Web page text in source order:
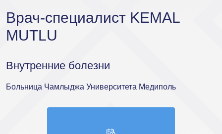
Врач-специалист KEMAL
MUTLU
Внутренние болезни
Больница Чамлыджа Университета Медиполь